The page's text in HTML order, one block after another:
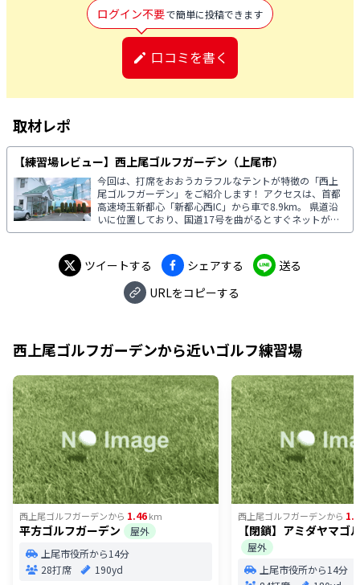
ログイン不要で簡単に投稿できます
口コミを書く
取材レポ
【練習場レビュー】西上尾ゴルフガーデン（上尾市）
今回は、打席をおおうカラフルなテントが特徴の「西上
尾ゴルフガーデン」をご紹介します！ アクセスは、首都
高速埼玉新都心「新都心西IC」から車で8.9km。 県道沿
いに位置しており、国道17号を曲がるとすぐネットが見
えてきます。 JR「上尾駅」からだと車で9分の場所にあ
ツイートする シェアする
送る
URLをコピーする
西上尾ゴルフガーデンから近いゴルフ練習場
西上尾ゴルフガーデンから 1.46km
平方ゴルフガーデン
屋外
上尾市役所から14分
28打席
190yd
西上尾ゴルフガーデンから
【閉鎖】アミダヤマゴ
屋外
上尾市役所から14分